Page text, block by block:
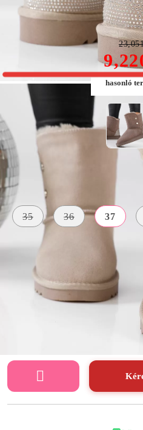
Ariana Női Bézs Rövid
hasonló
Méret:
35 36 37
SZÍN
bézs